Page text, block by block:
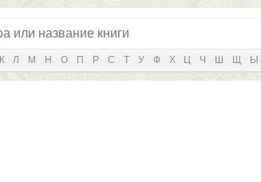
К Л М Н О П Р С Т У Ф Х Ц Ч Ш Щ Ы